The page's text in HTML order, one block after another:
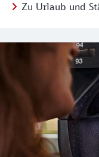
Zu Urlaub und
Regionales